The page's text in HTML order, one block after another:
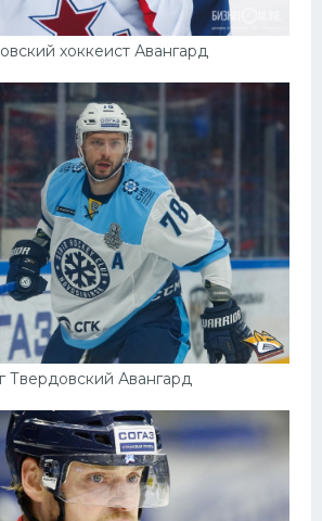
хоккеист Авангард
Твердовский Авангард